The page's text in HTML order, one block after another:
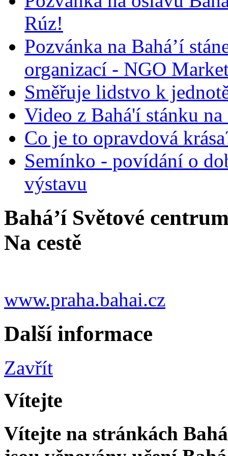
Rúz!
Pozvánka na Bahá’í
organizací - NGO
Směřuje lidstvo k
Video z Bahá'í stánku
Co je to opravdová
Semínko - povídání o
výstavu
Bahá’í Světové
Na cestě
www.praha.bahai.cz
Další informace
Zavřít
Vítejte
Vítejte na stránkách